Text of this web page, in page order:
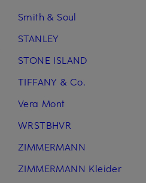
Smith & Soul
STANLEY
STONE ISLAND
TIFFANY & Co.
Vera Mont
WRSTBHVR
ZIMMERMANN
ZIMMERMANN Kleider